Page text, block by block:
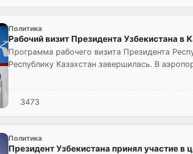
Политика
Рабочий визит Президента Узбекистана в
Программа рабочего визита Президента
Республику Казахстан завершилась. В
3473
Политика
Президент Узбекистана принял участие